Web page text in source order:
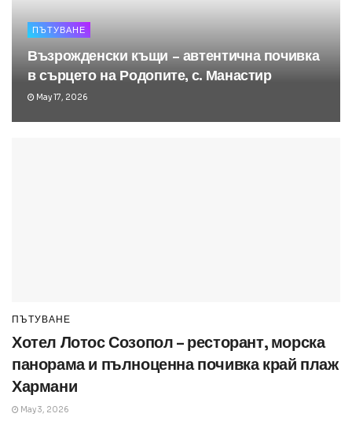
ПЪТУВАНЕ
Възрожденски къщи – автентична почивка
в сърцето на Родопите, с. Манастир
May 17, 2026
ПЪТУВАНЕ
Хотел Лотос Созопол – ресторант, морска
панорама и пълноценна почивка край плаж
Хармани
May 3, 2026